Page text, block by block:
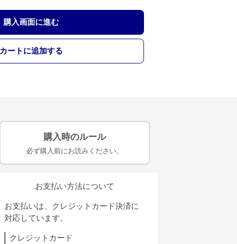
購入画面に進む
カートに追加する
購入時のルール
必ず購入前にお読みください。
お支払い方法について
お支払いは、クレジットカード決済に
対応しています。
クレジットカード